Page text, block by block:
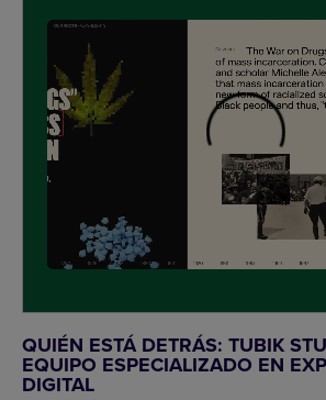
QUIÉN ESTÁ DETRÁS: TUBIK
EQUIPO ESPECIALIZADO EN
DIGITAL